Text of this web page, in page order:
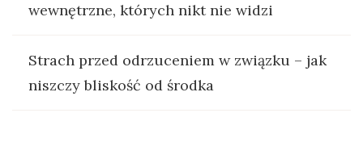
wewnętrzne, których nikt nie widzi
Strach przed odrzuceniem w związku – jak
niszczy bliskość od środka